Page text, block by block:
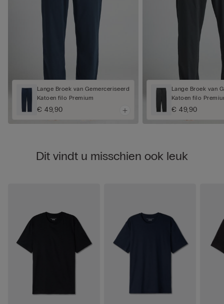
Lange Broek van Gemerceriseerd
Katoen filo Premium
€ 49,90
Lange Broek van
Katoen filo
€ 49,90
Dit vindt u misschien ook leuk